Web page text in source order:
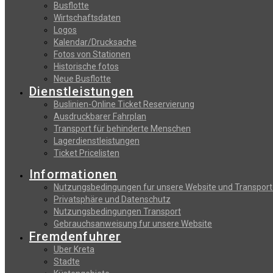
Busflotte
Wirtschaftsdaten
Logos
Kalendar/Drucksache
Fotos von Stationen
Historische fotos
Neue Busflotte
Dienstleistungen
Buslinien-Online Ticket Reservierung
Αusdruckbarer Fahrplan
Transport für behinderte Menschen
Lagerdienstleistungen
Ticket Pricelisten
Informationen
Nutzungsbedingungen fur unsere Website und
Privatsphäre und Datenschutz
Nutzungsbedingungen Transport
Gebrauchsanweisung fur unsere Website
Fremdenfuhrer
Uber Kreta
Stadte